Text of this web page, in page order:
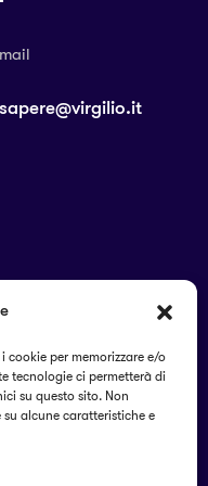
cookie per memorizzare e/o
tecnologie ci permetterà di
su questo sito. Non
alcune caratteristiche e